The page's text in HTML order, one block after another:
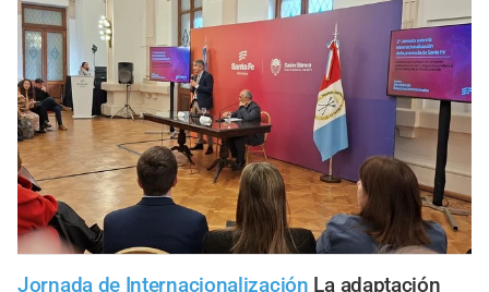
Jornada de Internacionalización La adaptación